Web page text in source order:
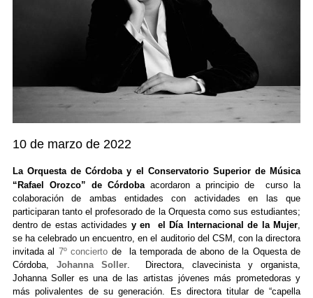
10 de marzo de 2022
La Orquesta de Córdoba y el Conservatorio Superior de Música
“Rafael Orozco” de Córdobaacordaron a principio de curso la
colaboración de ambas entidades con actividades en las que
participaran tanto el profesorado de la Orquesta como sus estudiantes;
dentro de estas actividades y en el Día Internacional de la Mujer
se ha celebrado un encuentro, en el auditorio del CSM, con la directora
invitada al 7º concierto de la temporada de abono de la Oquesta de
Córdoba, Johanna Soller. Directora, clavecinista y organista,
Johanna Soller es una de las artistas jóvenes más prometedoras y
más polivalentes de su generación. Es directora titular de “capella